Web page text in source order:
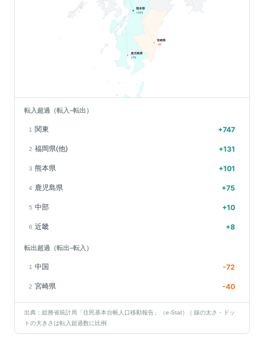
熊本県
+101
鹿児島県
+75
宮崎県
-40
転入超過（転入−転出）
1 関東 +747
2 福岡県(他) +131
3 熊本県 +101
4 鹿児島県 +75
5 中部 +10
6 近畿 +8
転出超過（転出−転入）
1 中国 -72
2 宮崎県 -40
出典：総務省統計局「住民基本台帳人口移動報告」（e-Stat）｜線の太さ・ドッ
トの大きさは転入超過数に比例